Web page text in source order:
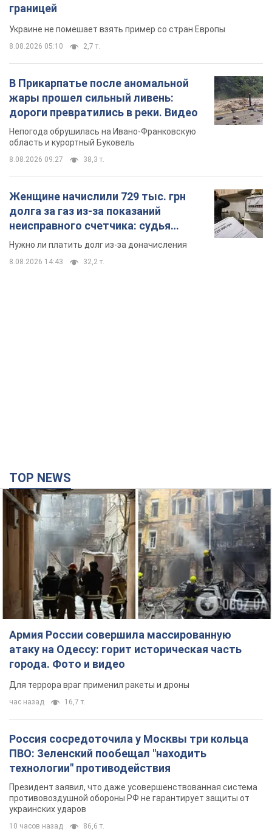
Непогода обрушилась на Ивано-Франковскую
Женщине начислили 729 тыс. грн
долга за газ из-за показаний
неисправного счетчика: судья
вынес неожиданное решение
8.08.2026 14:43 32,2 т.
Армия России совершила массированную
атаку на Одессу: горит историческая часть
города. Фото и видео
Для террора враг применил ракеты и дроны
час назад 16,7 т.
Россия сосредоточила у Москвы три кольца
ПВО: Зеленский пообещал "находить
технологии" противодействия
Президент заявил, что даже усовершенствованная система
украинских ударов
10 часов назад 86,6 т.
Украина приобрела у Турции 70 баллистических
ракет и многое другое вооружение: в Госдепе
США обнародовали список
Госдеп уже проинформировал об этом американский
Конгресс